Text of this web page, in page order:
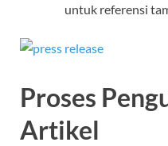
untuk referensi
Proses
Artikel